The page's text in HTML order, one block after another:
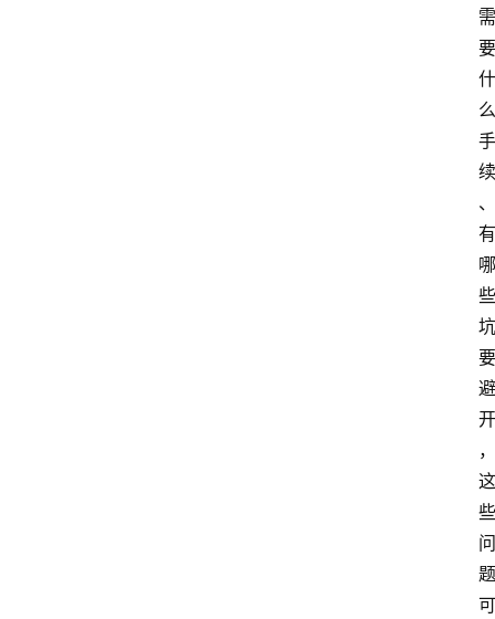
需
要
什
么
手
续
、
有
哪
些
坑
要
避
开
，
这
些
问
题
可